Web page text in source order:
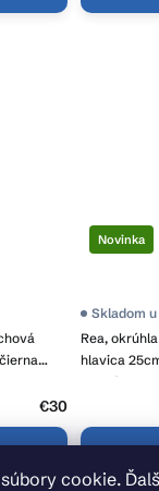
cookie.
€30
Novinka
Rea,
hlavica
matná, REA-
Skladom